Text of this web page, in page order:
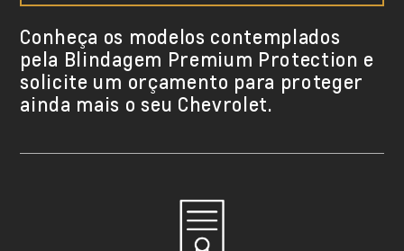
Conheça os modelos contemplados
pela Blindagem Premium Protection e
solicite um orçamento para proteger
ainda mais o seu Chevrolet.